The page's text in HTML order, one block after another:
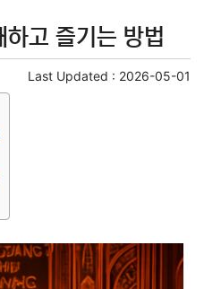
고 즐기는 방법
Last Updated : 2026-05-01